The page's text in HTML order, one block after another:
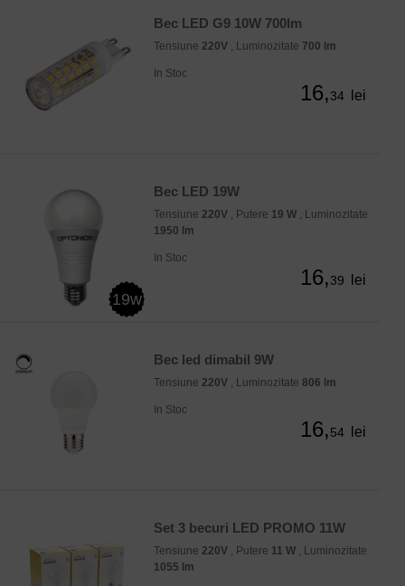
Bec LED G9 10W 700lm
Tensiune 220V , Luminozitate 700 lm
In Stoc
16,34 lei
19w
Bec LED 19W
Tensiune 220V , Putere 19 W , Luminozitate
1950 lm
In Stoc
16,39 lei
Bec led dimabil 9W
Tensiune 220V , Luminozitate 806 lm
In Stoc
16,54 lei
Set 3 becuri LED PROMO 11W
Tensiune 220V , Putere 11 W , Luminozitate
1055 lm